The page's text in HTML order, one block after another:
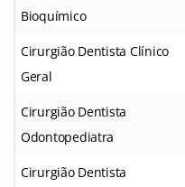
Bioquímico
Cirurgião Dentista Clínico
Geral
Cirurgião Dentista
Odontopediatra
Cirurgião Dentista